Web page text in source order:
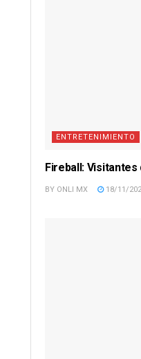
ENTRETENIMIENTO
Fireball:
BY ONLI MX 18/11/